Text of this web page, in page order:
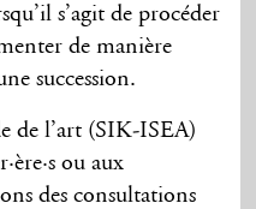
s’agit de procéder
de manière
succession.
de l’art (SIK-ISEA)
·ère·s ou aux
des consultations